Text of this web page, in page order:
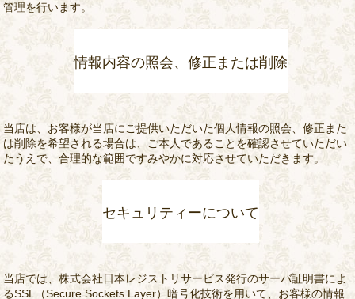
管理を行います。
情報内容の照会、修正または削除
当店は、お客様が当店にご提供いただいた個人情報の照会、修正また
は削除を希望される場合は、ご本人であることを確認させていただい
たうえで、合理的な範囲ですみやかに対応させていただきます。
セキュリティーについて
当店では、株式会社日本レジストリサービス発行のサーバ証明書によ
るSSL（Secure Sockets Layer）暗号化技術を用いて、お客様の情報